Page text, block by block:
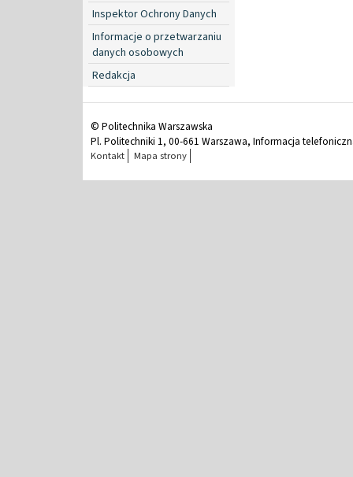
Inspektor Ochrony Danych
Informacje o przetwarzaniu
danych osobowych
Redakcja
© Politechnika Warszawska
Pl. Politechniki 1, 00-661 Warszawa, Informacja
Kontakt Mapa strony